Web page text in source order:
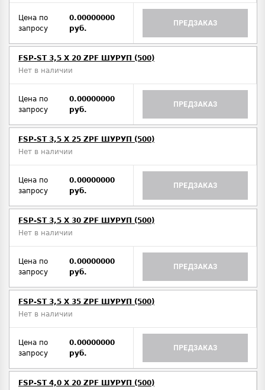
Цена по
запросу
0.00000000
руб.
ПРЕДЗАКАЗ
FSP-ST 3,5 X 20 ZPF ШУРУП (500)
Нет в наличии
Цена по
запросу
0.00000000
руб.
ПРЕДЗАКАЗ
FSP-ST 3,5 X 25 ZPF ШУРУП (500)
Нет в наличии
Цена по
запросу
0.00000000
руб.
ПРЕДЗАКАЗ
FSP-ST 3,5 X 30 ZPF ШУРУП (500)
Нет в наличии
Цена по
запросу
0.00000000
руб.
ПРЕДЗАКАЗ
FSP-ST 3,5 X 35 ZPF ШУРУП (500)
Нет в наличии
Цена по
запросу
0.00000000
руб.
ПРЕДЗАКАЗ
FSP-ST 4,0 X 20 ZPF ШУРУП (500)